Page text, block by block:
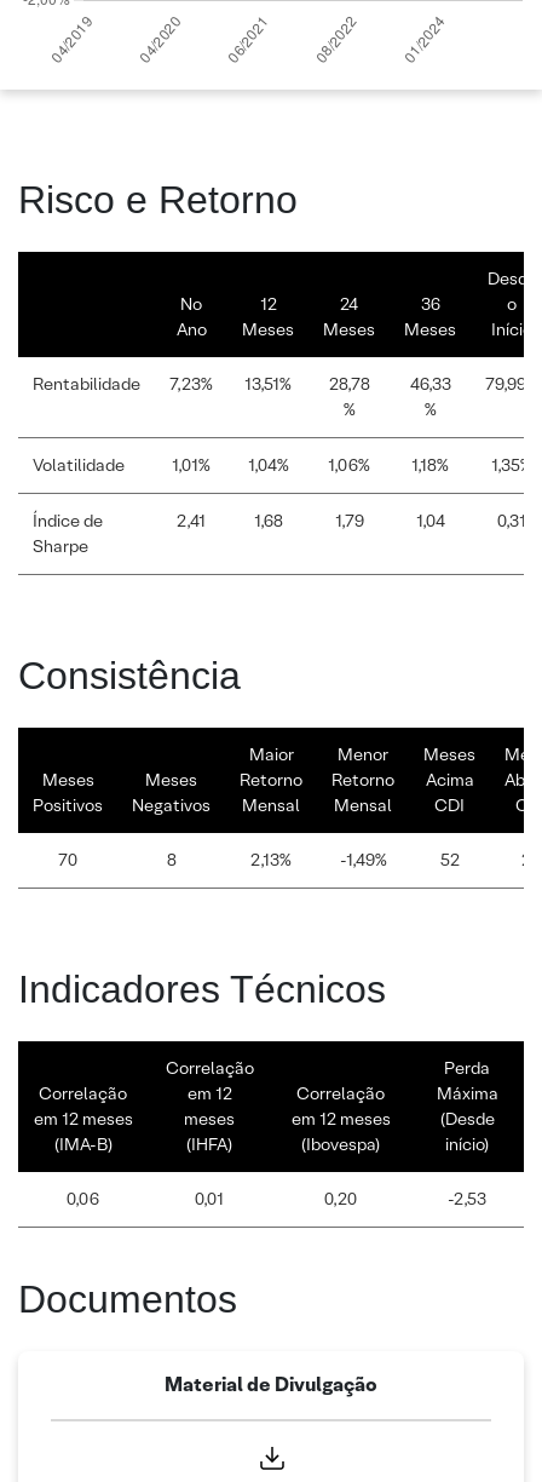
Risco e Retorno
No
Ano
12
Meses
24
Meses
36
Meses
Desde
o
Início
Rentabilidade 7,23% 13,51%
28,78
%
46,33
%
79,99%
Volatilidade 1,01% 1,04% 1,06% 1,18% 1,35%
Índice de
Sharpe
2,41 1,68 1,79 1,04 0,31
Consistência
Meses
Positivos
Meses
Negativos
Maior
Retorno
Mensal
Menor
Retorno
Mensal
Meses
Acima
CDI
70 8 2,13% -1,49% 52 26
Indicadores Técnicos
Correlação
em 12 meses
(IMA-B)
Correlação
em 12
meses
(IHFA)
Correlação
em 12 meses
(Ibovespa)
Perda
Máxima
(Desde
início)
0,06 0,01 0,20 -2,53
Documentos
Material de Divulgação